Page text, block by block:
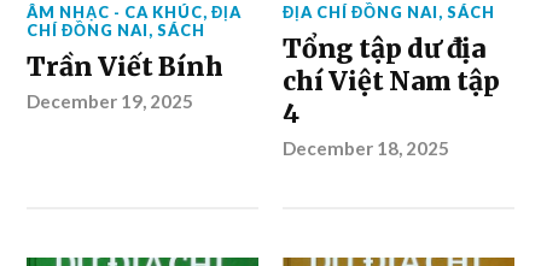
ÂM NHẠC - CA KHÚC,ĐỊA
CHÍ ĐỒNG NAI,SÁCH
Trần Viết Bính
December 19, 2025
ĐỊA CHÍ ĐỒNG NAI,SÁCH
Tổng tập dư địa
chí Việt Nam tập
4
December 18, 2025